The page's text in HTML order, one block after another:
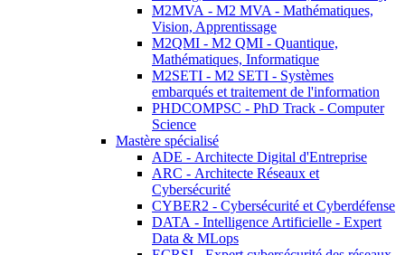
M2MVA - M2 MVA - Mathématiques,
Vision, Apprentissage
M2QMI - M2 QMI - Quantique,
Mathématiques, Informatique
M2SETI - M2 SETI - Systèmes
embarqués et traitement de l'information
PHDCOMPSC - PhD Track - Computer
Science
Mastère spécialisé
ADE - Architecte Digital d'Entreprise
ARC - Architecte Réseaux et
Cybersécurité
CYBER2 - Cybersécurité et Cyberdéfense
DATA - Intelligence Artificielle - Expert
Data & MLops